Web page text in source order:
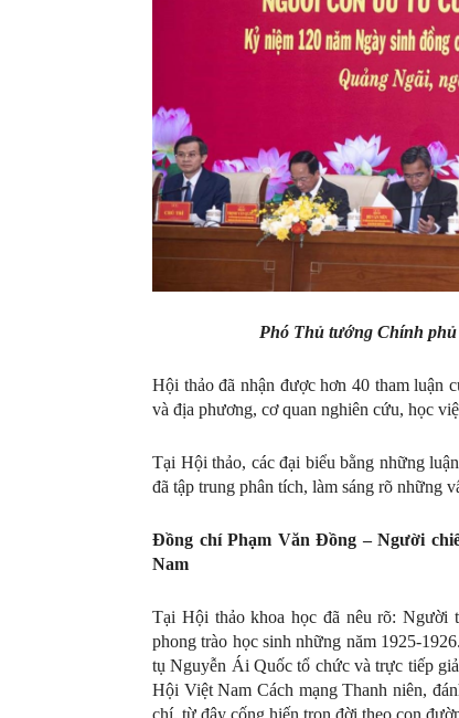
Phó Thủ tướng Chính
Hội thảo đã nhận được hơn 40 tham luận
và địa phương, cơ quan nghiên cứu, học
Tại Hội thảo, các đại biểu bằng những
đã tập trung phân tích, làm sáng rõ những
Đồng chíPhạm Văn Đồng –Người
Nam
Tại Hội thảo khoa học đã nêu rõ: Người
phong trào học sinh những năm 1925-
tụ Nguyễn Ái Quốc tổ chức và trực tiếp
Hội Việt Nam Cách mạng Thanh niên,